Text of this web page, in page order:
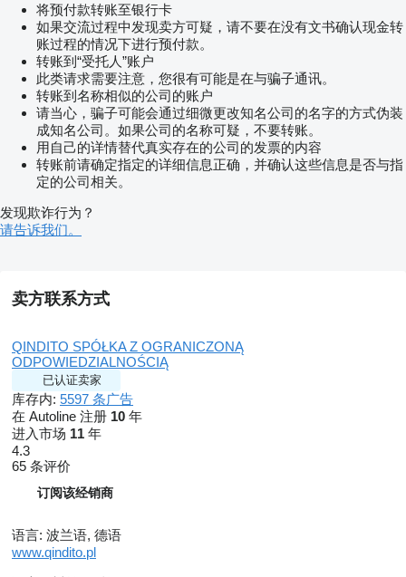
将预付款转账至银行卡
如果交流过程中发现卖方可疑，请不要在没有文书确认现金转
账过程的情况下进行预付款。
转账到“受托人”账户
此类请求需要注意，您很有可能是在与骗子通讯。
转账到名称相似的公司的账户
请当心，骗子可能会通过细微更改知名公司的名字的方式伪装
成知名公司。如果公司的名称可疑，不要转账。
用自己的详情替代真实存在的公司的发票的内容
转账前请确定指定的详细信息正确，并确认这些信息是否与指
定的公司相关。
发现欺诈行为？
请告诉我们。
卖方联系方式
QINDITO SPÓŁKA Z OGRANICZONĄ
ODPOWIEDZIALNOŚCIĄ
已认证卖家
库存内: 5597 条广告
在 Autoline 注册 10 年
进入市场 11 年
4.3
65 条评价
订阅该经销商
语言: 波兰语, 德语
www.qindito.pl